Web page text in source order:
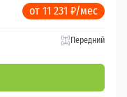
от 11 231 ₽/мес
Передний